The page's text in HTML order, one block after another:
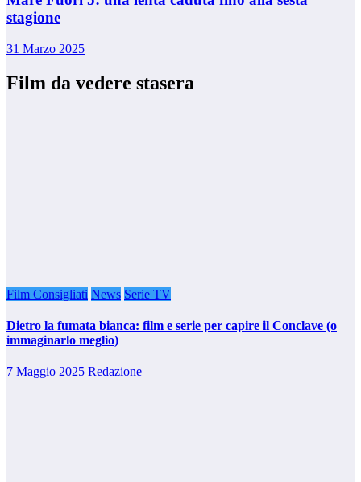
stagione
31 Marzo 2025
Film da vedere stasera
Film Consigliati News Serie TV
Dietro la fumata bianca: film e serie per capire il Conclave (o
immaginarlo meglio)
7 Maggio 2025 Redazione